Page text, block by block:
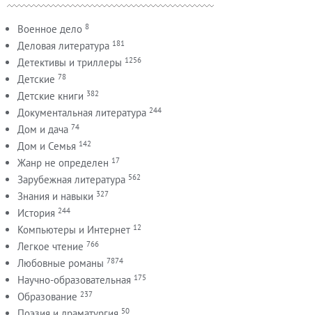
Военное дело 8
Деловая литература 181
Детективы и триллеры 1256
Детские 78
Детские книги 382
Документальная литература 244
Дом и дача 74
Дом и Семья 142
Жанр не определен 17
Зарубежная литература 562
Знания и навыки 327
История 244
Компьютеры и Интернет 12
Легкое чтение 766
Любовные романы 7874
Научно-образовательная 175
Образование 237
50